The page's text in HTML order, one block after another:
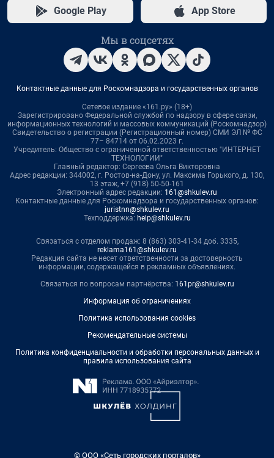
Google Play App Store
Мы в соцсетях
Контактные данные для Роскомнадзора и государственных органов
Сетевое издание «161.ру» (18+)
Зарегистрировано Федеральной службой по надзору в сфере связи,
информационных технологий и массовых коммуникаций (Роскомнадзор)
Свидетельство о регистрации (Регистрационный номер) СМИ ЭЛ № ФС
77– 84714 от 06.02.2023 г.
Учредитель: Общество с ограниченной ответственностью "ИНТЕРНЕТ
ТЕХНОЛОГИИ"
Главный редактор: Сергеева Ольга Викторовна
Адрес редакции: 344002, г. Ростов-на-Дону, ул. Максима Горького, д. 130,
13 этаж, +7 (918) 50-50-161
Электронный адрес редакции: 161@shkulev.ru
Контактные данные для Роскомнадзора и государственных органов:
juristnn@shkulev.ru
Техподдержка: help@shkulev.ru
Связаться с отделом продаж: 8 (863) 303-41-34 доб. 3335,
reklama161@shkulev.ru
Редакция сайта не несет ответственности за достоверность
информации, содержащейся в рекламных объявлениях.
Связаться по вопросам партнёрства: 161pr@shkulev.ru
Информация об ограничениях
Политика использования cookies
Рекомендательные системы
Политика конфиденциальности и обработки персональных данных и
правила использования сайта
© ООО «Сеть городских порталов»